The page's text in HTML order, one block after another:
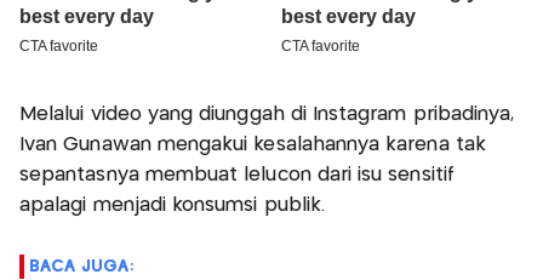
Melalui video yang diunggah di Instagram pribadinya,
Ivan Gunawan mengakui kesalahannya karena tak
sepantasnya membuat lelucon dari isu sensitif
apalagi menjadi konsumsi publik.
BACA JUGA: